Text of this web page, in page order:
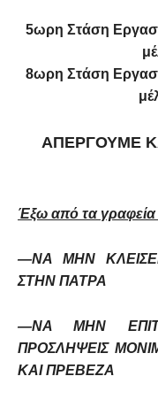
5ωρη Στάση
8ωρη Στάση
ΑΠΕΡΓΟΥΜΕ
Έξω από τα γραφεία
—ΝΑ ΜΗΝ
ΣΤΗΝ ΠΑΤΡΑ
—ΝΑ ΜΗΝ
ΠΡΟΣΛΗΨΕΙΣ
ΚΑΙ ΠΡΕΒΕΖΑ